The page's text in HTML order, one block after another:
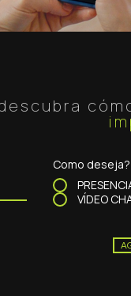
Como deseja?
VÍDEO